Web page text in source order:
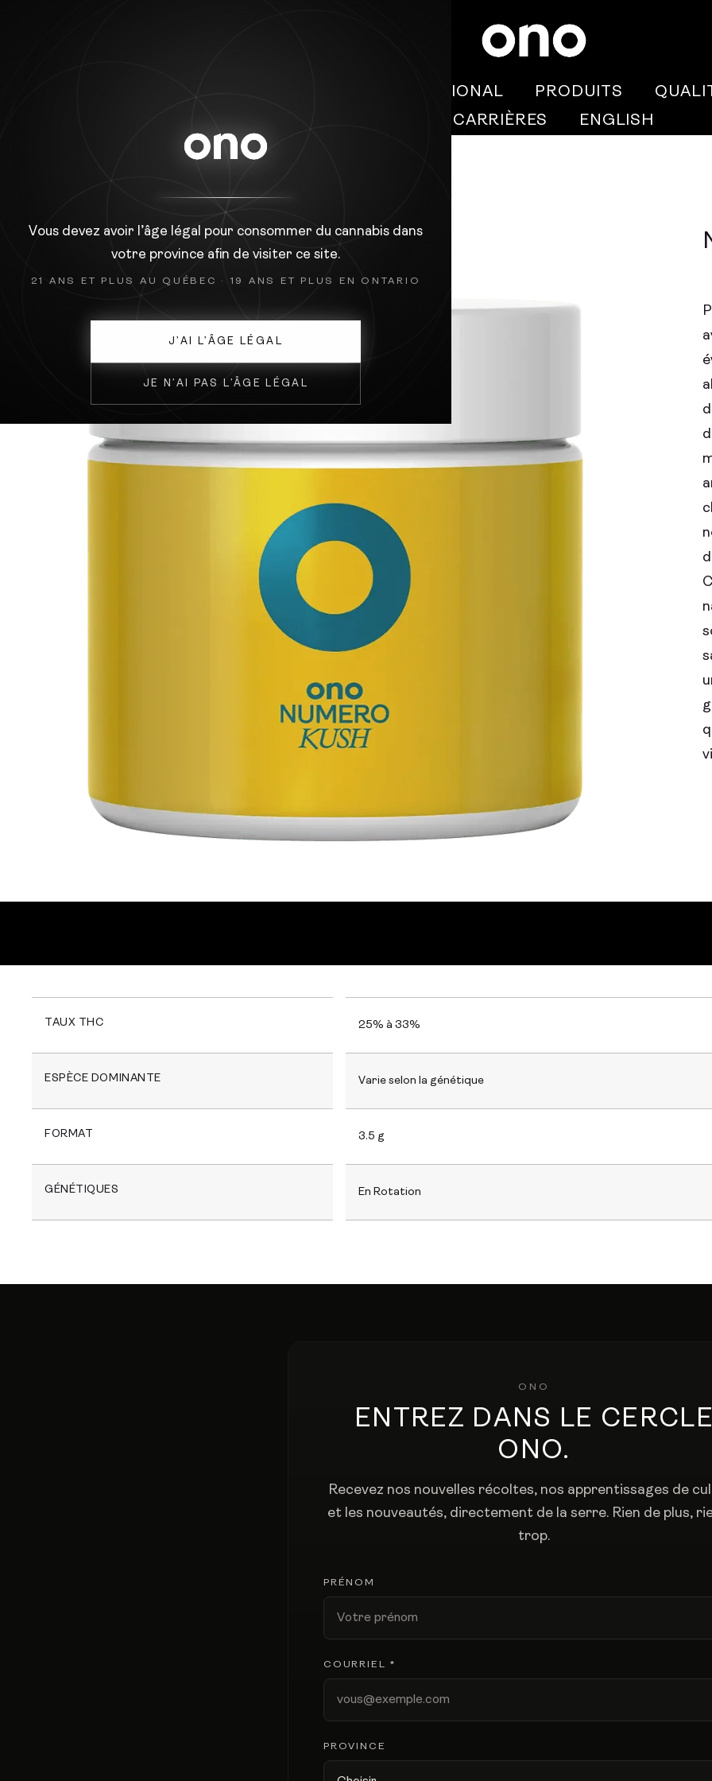
Vous devez avoir l’âge légal pour consommer du cannabis dans
votre province afin de visiter ce site.
21 ANS ET PLUS AU QUÉBEC · 19 ANS ET PLUS EN ONTARIO
J’AI L’ÂGE LÉGAL
JE N’AI PAS L’ÂGE LÉGAL
INTERNATIONAL PRODUITS
CARRIÈRES ENGLISH
TAUX THC 25% à 33%
ESPÈCE DOMINANTE Varie selon la génétique
FORMAT 3.5 g
GÉNÉTIQUES En Rotation
ONO
ENTREZ DANS LE
ONO.
Recevez nos nouvelles récoltes, nos apprentissages de
et les nouveautés, directement de la serre. Rien de plus,
trop.
PRÉNOM
COURRIEL *
PROVINCE